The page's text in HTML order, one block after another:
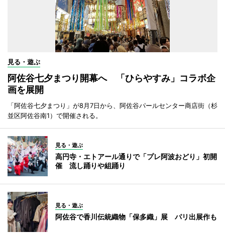
見る・遊ぶ
阿佐谷七夕まつり開幕へ 「ひらやすみ」コラボ企
画を展開
「阿佐谷七夕まつり」が8月7日から、阿佐谷パールセンター商店街（杉
並区阿佐谷南1）で開催される。
見る・遊ぶ
高円寺・エトアール通りで「プレ阿波おどり」初開
催 流し踊りや組踊り
見る・遊ぶ
阿佐谷で香川伝統織物「保多織」展 パリ出展作も